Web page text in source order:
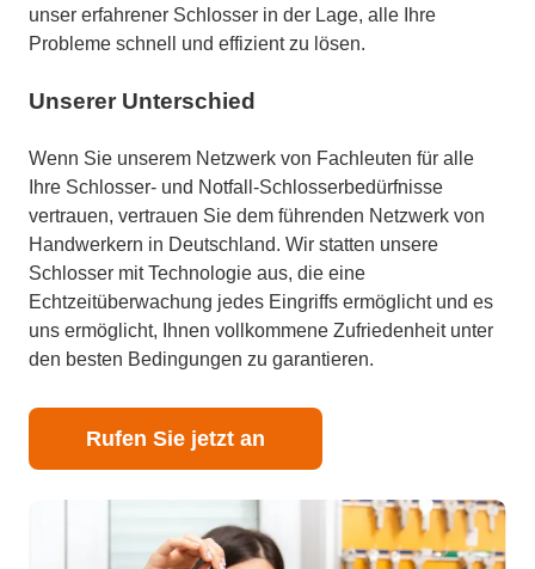
unser erfahrener Schlosser in der Lage, alle Ihre
Probleme schnell und effizient zu lösen.
Unserer Unterschied
Wenn Sie unserem Netzwerk von Fachleuten für alle
Ihre Schlosser- und Notfall-Schlosserbedürfnisse
vertrauen, vertrauen Sie dem führenden Netzwerk von
Handwerkern in Deutschland. Wir statten unsere
Schlosser mit Technologie aus, die eine
Echtzeitüberwachung jedes Eingriffs ermöglicht und es
uns ermöglicht, Ihnen vollkommene Zufriedenheit unter
den besten Bedingungen zu garantieren.
Rufen Sie jetzt an